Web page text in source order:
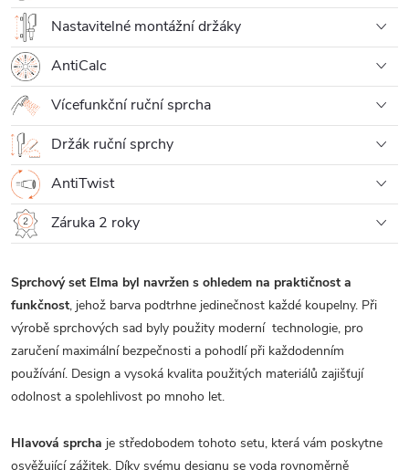
Nastavitelné montážní držáky
AntiCalc
Vícefunkční ruční sprcha
Držák ruční sprchy
AntiTwist
Záruka 2 roky
Sprchový set Elma byl navržen s ohledem na praktičnost a
funkčnost, jehož barva podtrhne jedinečnost každé koupelny. Při
výrobě sprchových sad byly použity moderní technologie, pro
zaručení maximální bezpečnosti a pohodlí při každodenním
používání. Design a vysoká kvalita použitých materiálů zajišťují
odolnost a spolehlivost po mnoho let.
Hlavová sprcha je středobodem tohoto setu, která vám poskytne
osvěžující zážitek. Díky svému designu se voda rovnoměrně